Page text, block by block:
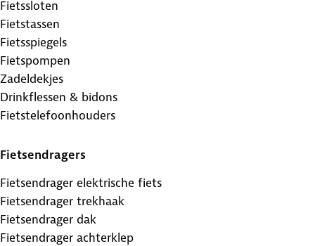
Fietssloten
Fietstassen
Fietsspiegels
Fietspompen
Zadeldekjes
Drinkflessen & bidons
Fietstelefoonhouders
Fietsendragers
Fietsendrager elektrische fiets
Fietsendrager trekhaak
Fietsendrager dak
Fietsendrager achterklep